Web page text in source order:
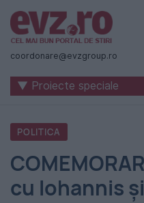
Știri
naționale
internaționale
România
-
Evenimentul
coordonare@evzgroup.ro
▼ Proiecte speciale
POLITICA
cu Iohannis